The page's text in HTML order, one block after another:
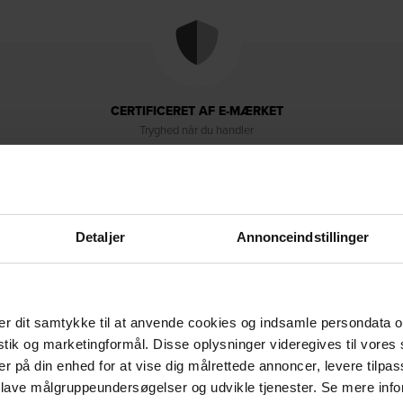
Detaljer Annonceindstillinger
dit samtykke til at anvende cookies og indsamle persondata
og marketingformål. Disse oplysninger videregives til vores
på din enhed for at vise dig målrettede annoncer, levere
målgruppeundersøgelser og udvikle tjenester. Se mere
CERTIFICERET AF E-MÆRKET
Tryghed når du handler
Levering & retur Om brandet
designet i hvid MDF med en holdbar UV-malet